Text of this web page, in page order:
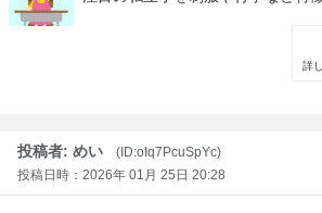
投稿者: めい
(ID:oIq7PcuSpYc)
投稿日時：2026年 01月 25日 20:28